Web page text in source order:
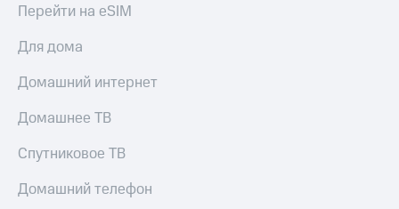
Акции
и
скидки
Все
Перейти на eSIM
Для дома
Домашний интернет
Домашнее ТВ
Спутниковое ТВ
Домашний телефон